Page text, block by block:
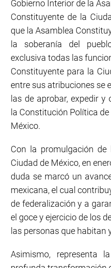
Gobierno Interior de la
Constituyente de la
que la Asamblea
la soberanía del
exclusiva todas las
Constituyente para la
entre sus atribuciones se
las de aprobar, expedir
la Constitución Política
México.
Con la promulgación
Ciudad de México, en
duda se marcó un
mexicana, el cual
de federalización y a
el goce y ejercicio de los
las personas que habitan
Asimismo, representa